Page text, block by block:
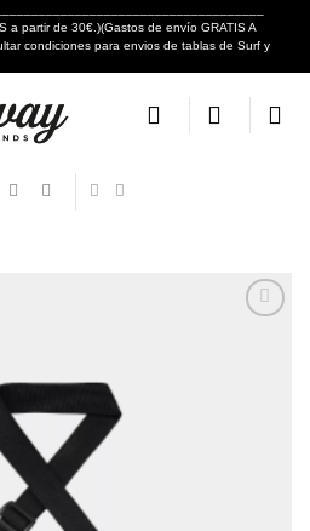
a partir de 30€.)(Gastos de envío GRATIS A
condiciones para envios de tablas de Surf y